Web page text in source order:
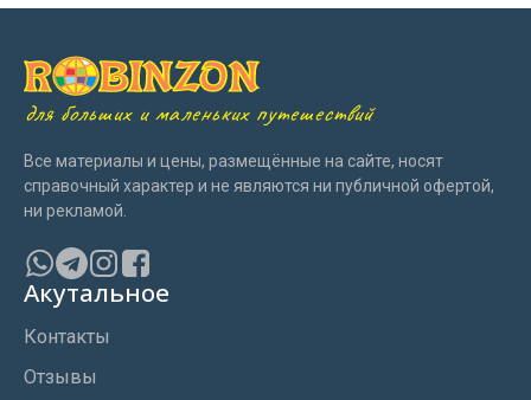
для больших и маленьких путешествий
Все материалы и цены, размещённые на сайте, носят
справочный характер и не являются ни публичной офертой,
ни рекламой.
Акутальное
Контакты
Отзывы